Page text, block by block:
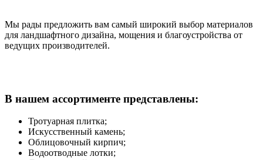
Мы рады предложить вам самый широкий выбор материалов
для ландшафтного дизайна, мощения и благоустройства от
ведущих производителей.
В нашем ассортименте представлены:
Тротуарная плитка;
Искусственный камень;
Облицовочный кирпич;
Водоотводные лотки;